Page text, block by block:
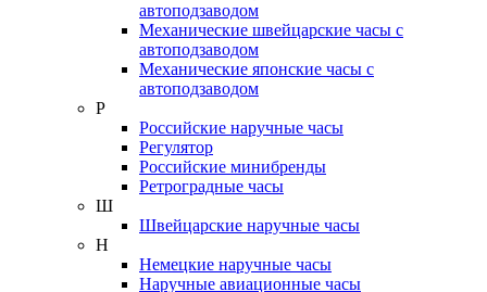
автоподзаводом
Механические швейцарские часы с
автоподзаводом
Механические японские часы с
автоподзаводом
Р
Российские наручные часы
Регулятор
Российские минибренды
Ретроградные часы
Ш
Швейцарские наручные часы
Н
Немецкие наручные часы
Наручные авиационные часы